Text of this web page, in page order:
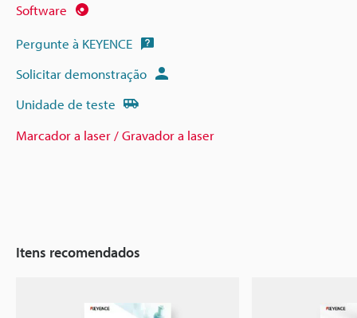
Software
Pergunte à KEYENCE
Solicitar demonstração
Unidade de teste
Marcador a laser / Gravador a laser
Itens recomendados